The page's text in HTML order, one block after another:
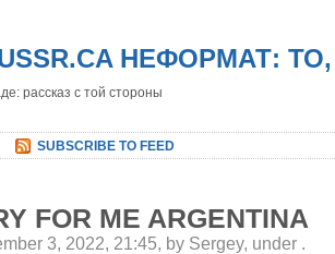
USSR.CA НЕФОРМАТ:
рассказ с той стороны
SUBSCRIBE TO FEED
FOR ME ARGENTINA
3, 2022, 21:45, by Sergey, under .